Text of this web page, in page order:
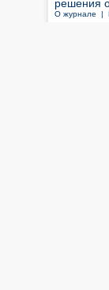
решения
О журнале |